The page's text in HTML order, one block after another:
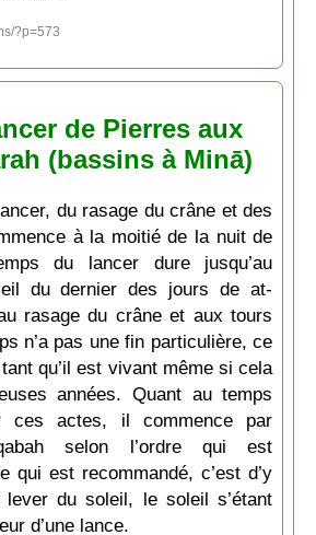
?p=573
de Pierres aux
(bassins à Minā)
du rasage du crâne et des
à la moitié de la nuit de
du lancer dure jusqu’au
du dernier des jours de at-
rasage du crâne et aux tours
n’a pas une fin particulière, ce
qu’il est vivant même si cela
années. Quant au temps
ces actes, il commence par
selon l’ordre qui est
qui est recommandé, c’est d’y
du soleil, le soleil s’étant
d’une lance.